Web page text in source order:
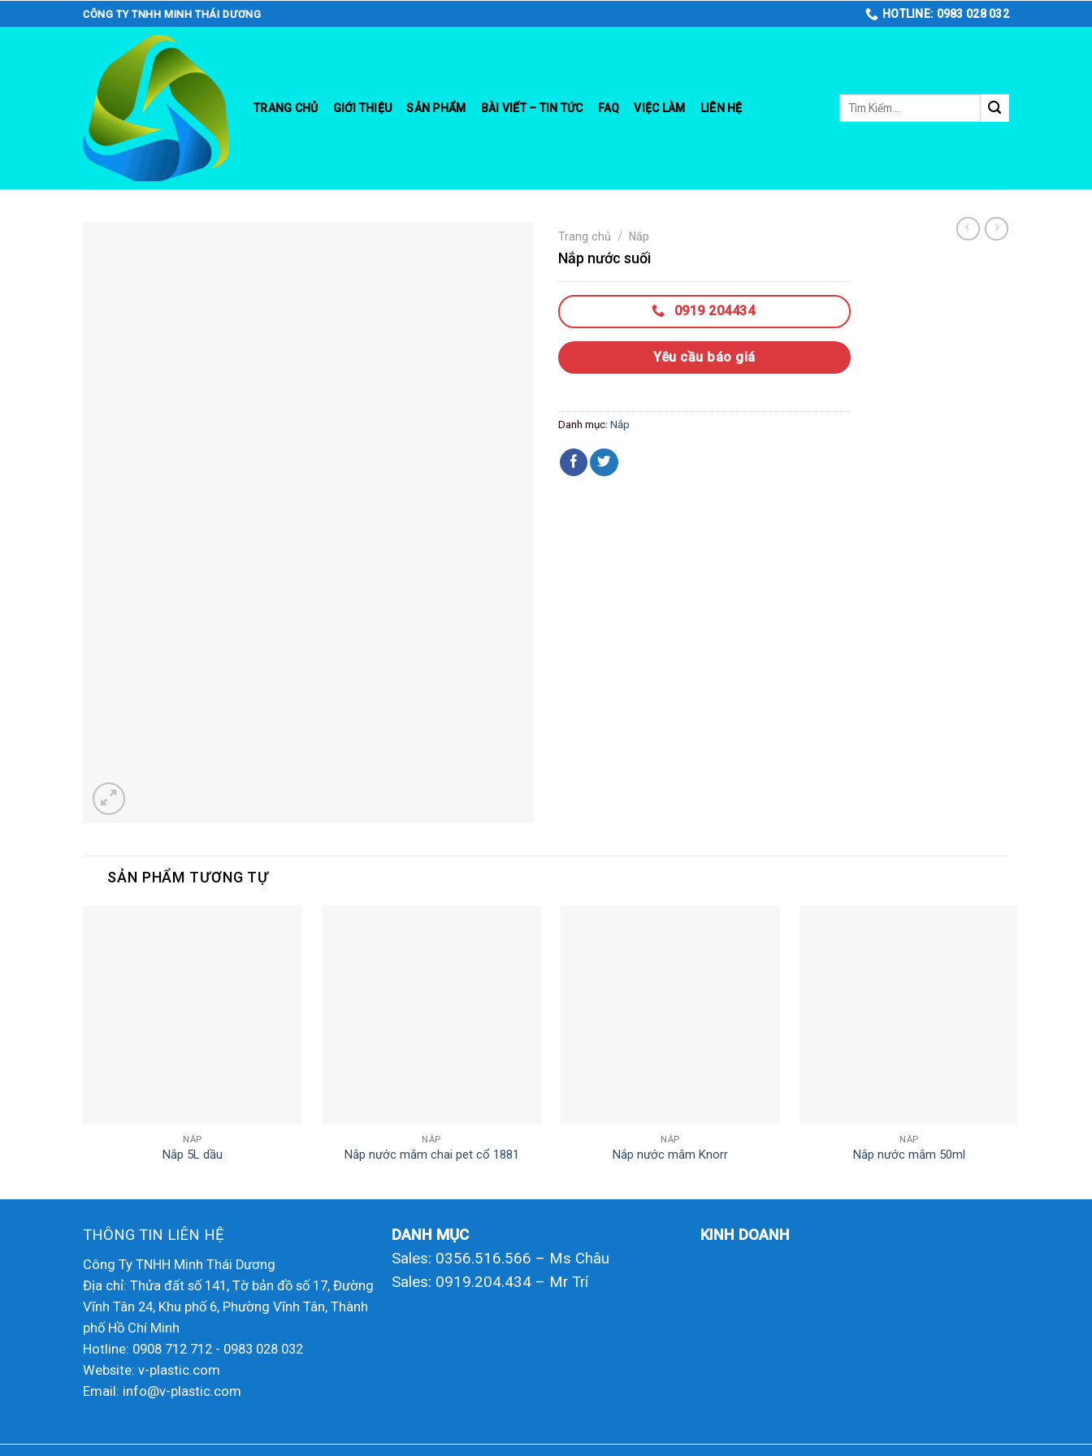
to
CÔNG TY TNHH MINH THÁI DƯƠNG HOTLINE: 0983 028 032
TRANG CHỦ GIỚI THIỆU SẢN PHẨM BÀI VIẾT – TIN TỨC FAQ VIỆC LÀM LIÊN HỆ
Tìm
Trang chủ / Nắp
Nắp nước suối
0919 204434
Yêu cầu báo giá
Danh mục: Nắp
SẢN PHẨM TƯƠNG TỰ
NẮP
Nắp 5L dầu
NẮP
Nắp nước mắm chai pet cổ 1881
NẮP
Nắp nước mắm Knorr
NẮP
Nắp nước mắm 50ml
THÔNG TIN LIÊN HỆ
Công Ty TNHH Minh Thái Dương
Địa chỉ: Thửa đất số 141, Tờ bản đồ số 17, Đường
Vĩnh Tân 24, Khu phố 6, Phường Vĩnh Tân, Thành
phố Hồ Chí Minh
Hotline: 0908 712 712 - 0983 028 032
Website: v-plastic.com
Email: info@v-plastic.com
DANH MỤC
Sales: 0356.516.566 – Ms Châu
Sales: 0919.204.434 – Mr Trí
KINH DOANH